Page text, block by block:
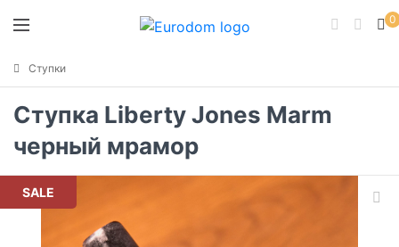
0
Ступки
Ступка Liberty Jones Marm
черный мрамор
SALE